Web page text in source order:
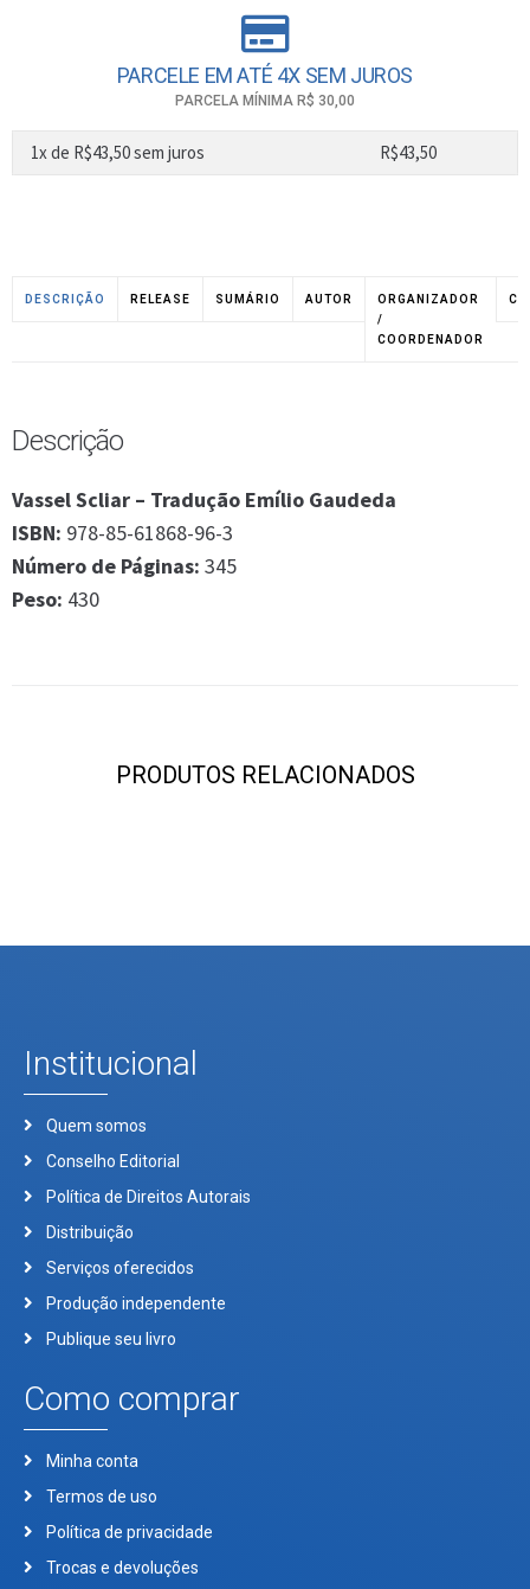
PARCELE EM ATÉ 4X SEM JUROS
PARCELA MÍNIMA R$ 30,00
1x de R$43,50sem juros R$43,50
DESCRIÇÃO RELEASE SUMÁRIO AUTOR
ORGANIZADOR
/
COORDENADOR
Descrição
Vassel Scliar – Tradução Emílio Gaudeda
ISBN: 978-85-61868-96-3
Número de Páginas: 345
Peso: 430
PRODUTOS RELACIONADOS
Institucional
Quem somos
Conselho Editorial
Política de Direitos Autorais
Distribuição
Serviços oferecidos
Produção independente
Publique seu livro
Como comprar
Minha conta
Termos de uso
Política de privacidade
Trocas e devoluções